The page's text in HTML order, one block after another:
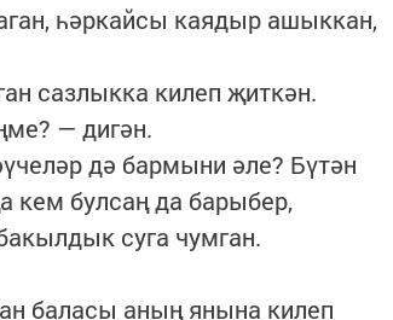
һәркайсы каядыр ашыккан,
сазлыкка килеп җиткән.
— дигән.
дә бармыни әле? Бүтән
кем булсаң да барыбер,
суга чумган.
баласы аның янына килеп